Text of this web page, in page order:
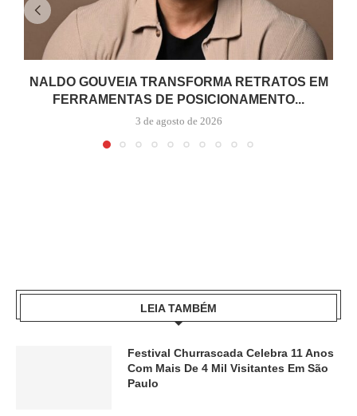
NALDO GOUVEIA TRANSFORMA RETRATOS EM
FERRAMENTAS DE POSICIONAMENTO...
3 de agosto de 2026
LEIA TAMBÉM
Festival Churrascada Celebra 11 Anos
Com Mais De 4 Mil Visitantes Em São
Paulo